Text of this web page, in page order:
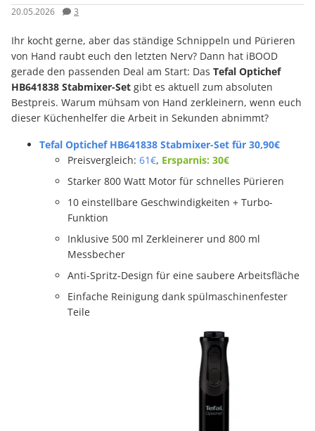
20.05.2026 3
Ihr kocht gerne, aber das ständige Schnippeln und Pürieren
von Hand raubt euch den letzten Nerv? Dann hat iBOOD
gerade den passenden Deal am Start: Das Tefal Optichef
HB641838 Stabmixer-Set gibt es aktuell zum absoluten
Bestpreis. Warum mühsam von Hand zerkleinern, wenn euch
dieser Küchenhelfer die Arbeit in Sekunden abnimmt?
Tefal Optichef HB641838 Stabmixer-Set für 30,90€
Preisvergleich: 61€, Ersparnis: 30€
Starker 800 Watt Motor für schnelles Pürieren
10 einstellbare Geschwindigkeiten + Turbo-
Funktion
Inklusive 500 ml Zerkleinerer und 800 ml
Messbecher
Anti-Spritz-Design für eine saubere Arbeitsfläche
Einfache Reinigung dank spülmaschinenfester
Teile